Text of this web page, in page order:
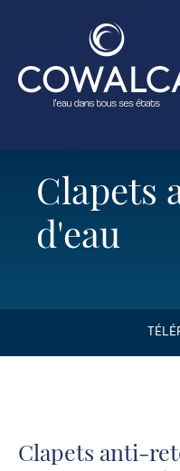
Clapets
d'eau
Clapets anti-